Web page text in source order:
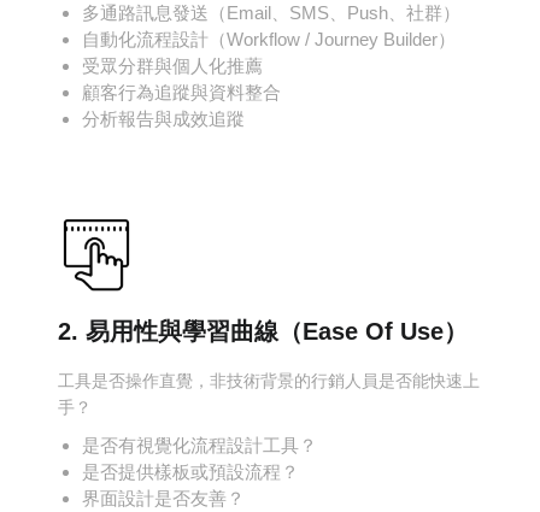
多通路訊息發送（Email、SMS、Push、社群）
自動化流程設計（Workflow / Journey Builder）
受眾分群與個人化推薦
顧客行為追蹤與資料整合
分析報告與成效追蹤
2. 易用性與學習曲線（Ease Of Use）
工具是否操作直覺，非技術背景的行銷人員是否能快速上
手？
是否有視覺化流程設計工具？
是否提供樣板或預設流程？
界面設計是否友善？